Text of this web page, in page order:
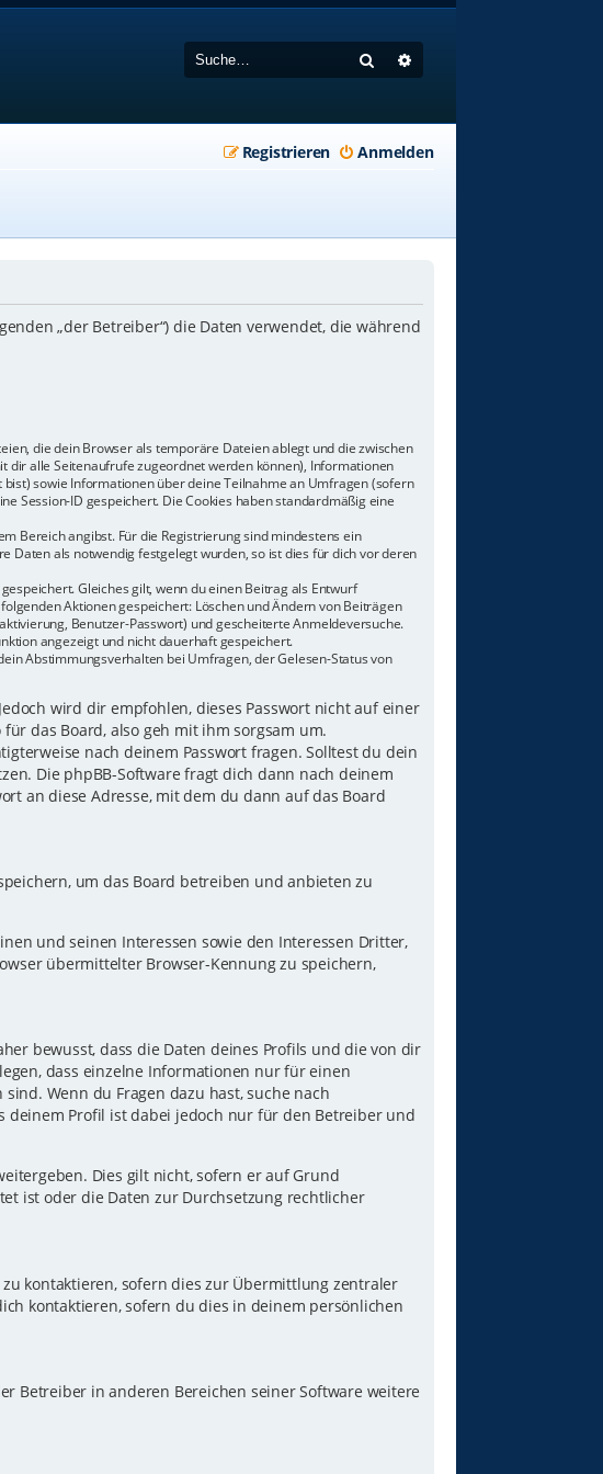
Suche
Anmelden
Registrieren
„der Betreiber“) die Daten verwendet, die während
die dein Browser als temporäre Dateien ablegt und die zwischen
dir alle Seitenaufrufe zugeordnet werden können), Informationen
sowie Informationen über deine Teilnahme an Umfragen (sofern
Session-ID gespeichert. Die Cookies haben standardmäßig eine
Bereich angibst. Für die Registrierung sind mindestens ein
Daten als notwendig festgelegt wurden, so ist dies für dich vor deren
Gleiches gilt, wenn du einen Beitrag als Entwurf
Aktionen gespeichert: Löschen und Ändern von Beiträgen
Benutzer-Passwort) und gescheiterte Anmeldeversuche.
angezeigt und nicht dauerhaft gespeichert.
Abstimmungsverhalten bei Umfragen, der Gelesen-Status von
wird dir empfohlen, dieses Passwort nicht auf einer
das Board, also geh mit ihm sorgsam um.
nach deinem Passwort fragen. Solltest du dein
Die phpBB-Software fragt dich dann nach deinem
an diese Adresse, mit dem du dann auf das Board
um das Board betreiben und anbieten zu
und seinen Interessen sowie den Interessen Dritter,
übermittelter Browser-Kennung zu speichern,
bewusst, dass die Daten deines Profils und die von dir
dass einzelne Informationen nur für einen
Wenn du Fragen dazu hast, suche nach
deinem Profil ist dabei jedoch nur für den Betreiber und
Dies gilt nicht, sofern er auf Grund
ist oder die Daten zur Durchsetzung rechtlicher
kontaktieren, sofern dies zur Übermittlung zentraler
kontaktieren, sofern du dies in deinem persönlichen
Betreiber in anderen Bereichen seiner Software weitere